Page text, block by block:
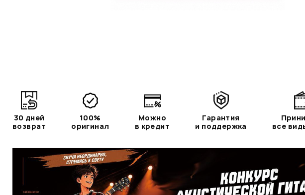
30 дней
возврат
100%
оригинал
Можно
в кредит
Гарантия
и поддержка
все